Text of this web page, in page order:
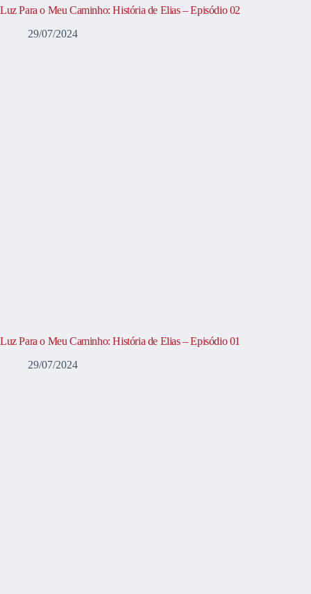
Luz Para o Meu Caminho: História de Elias – Episódio 02
29/07/2024
Luz Para o Meu Caminho: História de Elias – Episódio 01
29/07/2024